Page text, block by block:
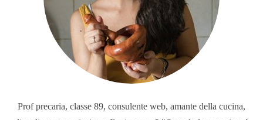
Prof precaria, classe 89, consulente web, amante della cucina,